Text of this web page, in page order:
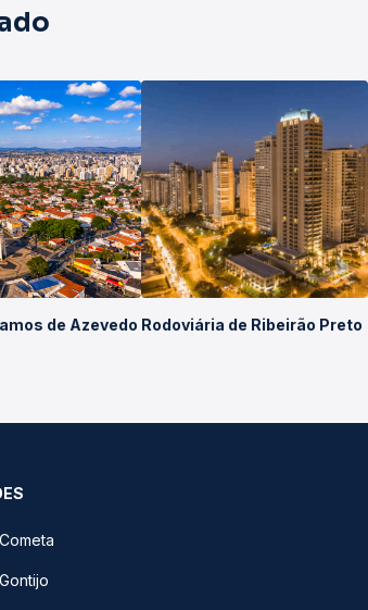
de Azevedo Rodoviária de Ribeirão Preto